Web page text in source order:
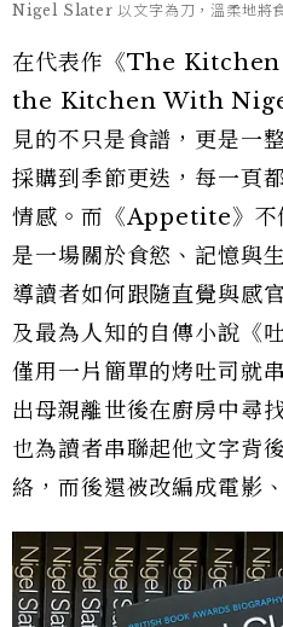
Nigel Slater 以文字為刀，溫柔地將
在代表作《The
the Kitchen With
見的不只是食譜，更是一
採購到季節更迭，每一頁
情感。而《Appetite》不
是一場關於食慾、記憶與
導讀者如何跟隨直覺與感
及最為人知的自傳小說《
僅用一片簡單的烤吐司就
出母親離世後在廚房中尋
也為讀者串聯起他文字背
絡，而後還被改編成電影